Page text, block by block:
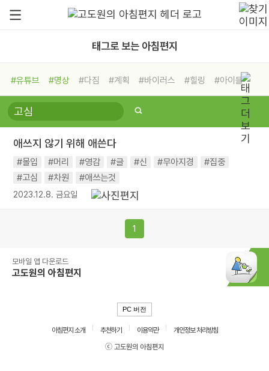
태그로 보는 아침편지
#유튜브 #명상 #다짐 #계획 #바이러스 #힐링
#아이들
#비전캠프
#독서캠프 #삶
#희망
#나눔 #친구 #링컨학교
#독서
#건강 #면역력
애쓰지 않기 위해 애쓴다
#몰입 #머리 #영감 #글 #신 #무아지경
#집중
#고심
#차원 #애쓰는것
2023.12.8. 금요일
1
모바일 앱 다운로드
고도원의 아침편지
PC 버전
아침편지 소개 추천하기 이용약관
개인정보 처리방침
ⓒ 고도원의 아침편지